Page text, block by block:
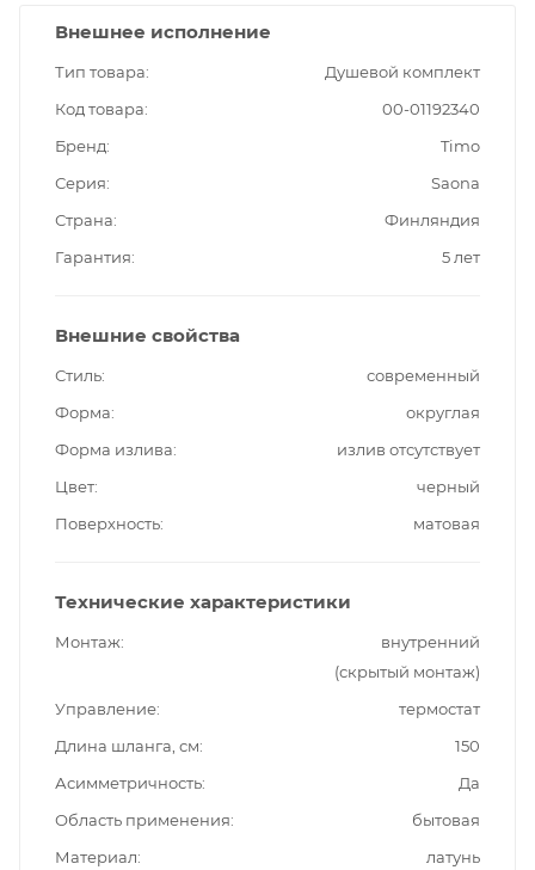
Внешнее исполнение
Тип товара
Душевой комплект
Код товара
00-01192340
Бренд
Timo
Серия
Saona
Страна
Финляндия
Гарантия
5 лет
Внешние свойства
Стиль
современный
Форма
округлая
Форма излива
излив отсутствует
Цвет
черный
Поверхность
матовая
Технические характеристики
Монтаж
внутренний
(скрытый монтаж)
Управление
термостат
Длина шланга, см
150
Асимметричность
Да
Область применения
бытовая
Материал
латунь